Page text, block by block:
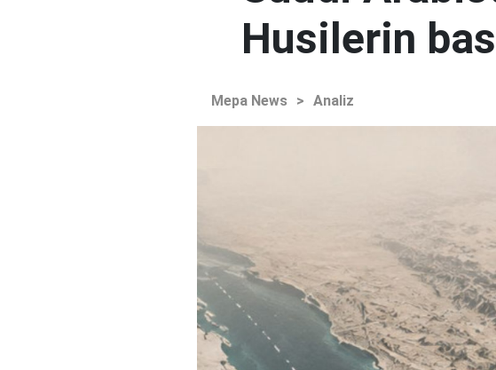
Husilerin
Mepa News > Analiz